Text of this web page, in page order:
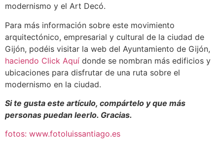
modernismo y el Art Decó.
Para más información sobre este movimiento
arquitectónico, empresarial y cultural de la ciudad de
Gijón, podéis visitar la web del Ayuntamiento de Gijón,
haciendo Click Aquí donde se nombran más edificios y
ubicaciones para disfrutar de una ruta sobre el
modernismo en la ciudad.
Si te gusta este artículo, compártelo y que más
personas puedan leerlo. Gracias.
fotos: www.fotoluissantiago.es